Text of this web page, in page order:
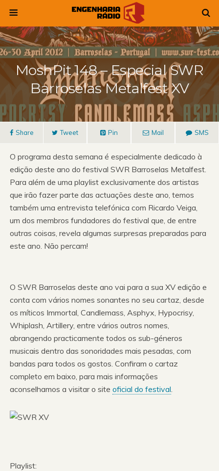
MoshPit 148 – Especial SWR
Barroselas Metalfest XV
Share Tweet Pin Mail SMS
O programa desta semana é especialmente dedicado à
edição deste ano do festival SWR Barroselas Metalfest.
Para além de uma playlist exclusivamente dos artistas
que irão fazer parte das actuações deste ano, temos
também uma entrevista telefónica com Ricardo Veiga,
um dos membros fundadores do festival que, de entre
outras coisas, revela algumas surpresas preparadas para
este ano. Não percam!
O SWR Barroselas deste ano vai para a sua XV edição e
conta com vários nomes sonantes no seu cartaz, desde
os míticos Immortal, Candlemass, Asphyx, Hypocrisy,
Whiplash, Artillery, entre vários outros nomes,
abrangendo practicamente todos os sub-géneros
musicais dentro das sonoridades mais pesadas, com
bandas para todos os gostos. Confiram o cartaz
completo em baixo, para mais informações
aconselhamos a visitar o site oficial do festival.
Playlist: